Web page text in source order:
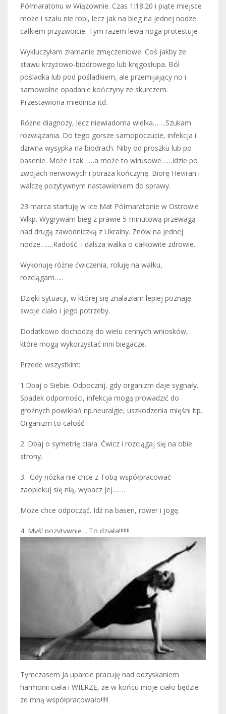
Półmaratonu w Wiązownie. Czas 1:18:20 i piąte miejsce
może i szału nie robi, lecz jak na bieg na jednej nodze
całkiem przyzwoicie. Tym razem lewa noga protestuje
Wykluczyłam złamanie zmęczeniowe. Coś jakby ze
stawu krzyżowo-biodrowego lub kręgosłupa. Ból
pośladka lub pod pośladkiem, ale przemijający no i
samowolne opadanie kończyny ze skurczem.
Przestawiona miednica itd.
Różne diagnozy, lecz niewiadoma wielka…….Szukam
rozwiązania. Do tego gorsze samopoczucie, infekcja i
dziwna wysypka na biodrach. Niby od proszku lub po
basenie. Może i tak……a może to wirusowe……idzie po
zwojach nerwowych i poraża kończynę. Biorę Heviran i
walczę pozytywnym nastawieniem do sprawy.
23 marca startuję w Ice Mat Półmaratonie w Ostrowie
Wlkp. Wygrywam bieg z prawie 5-minutową przewagą
nad drugą zawodniczką z Ukrainy. Znów na jednej
nodze…….Radość i dalsza walka o całkowite zdrowie.
Wykonuję różne ćwiczenia, roluję na wałku,
rozciągam…..
Dzięki sytuacji, w której się znalazłam lepiej poznaję
swoje ciało i jego potrzeby.
Dodatkowo dochodzę do wielu cennych wniosków,
które mogą wykorzystać inni biegacze.
Przede wszystkim:
1.Dbaj o Siebie. Odpocznij, gdy organizm daje sygnały.
Spadek odporności, infekcja mogą prowadzić do
groźnych powikłań np.neuralgie, uszkodzenia mięśni itp.
Organizm to całość.
2. Dbaj o symetrię ciała. Ćwicz i rozciągaj się na obie
strony.
3. Gdy nóżka nie chce z Tobą współpracować-
zaopiekuj się nią, wybacz jej…….
Może chce odpocząć. Idź na basen, rower i jogę.
4. Myśl pozytywnie….To działa!!!!!!!
Tymczasem Ja uparcie pracuję nad odzyskaniem
harmonii ciała i WIERZĘ, że w końcu moje ciało będzie
ze mną współpracowało!!!!!